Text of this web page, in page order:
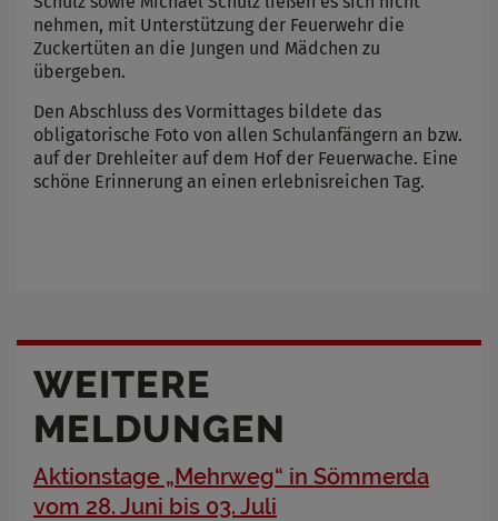
nehmen, mit Unterstützung der Feuerwehr die
Zuckertüten an die Jungen und Mädchen zu
übergeben.
Den Abschluss des Vormittages bildete das
obligatorische Foto von allen Schulanfängern an bzw.
auf der Drehleiter auf dem Hof der Feuerwache. Eine
schöne Erinnerung an einen erlebnisreichen Tag.
WEITERE
MELDUNGEN
Aktionstage „Mehrweg“ in Sömmerda
vom 28. Juni bis 03. Juli